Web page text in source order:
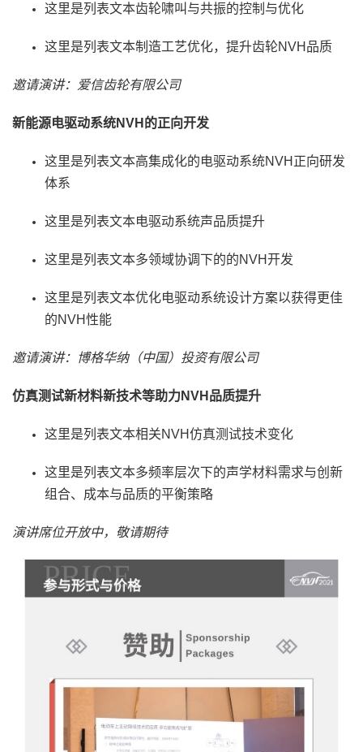
这里是列表文本齿轮啸叫与共振的控制与优化
这里是列表文本制造工艺优化，提升齿轮NVH品质
邀请演讲：爱信齿轮有限公司
新能源电驱动系统NVH的正向开发
这里是列表文本高集成化的电驱动系统NVH正向研发
体系
这里是列表文本电驱动系统声品质提升
这里是列表文本多领域协调下的的NVH开发
这里是列表文本优化电驱动系统设计方案以获得更佳
的NVH性能
邀请演讲：博格华纳（中国）投资有限公司
仿真测试新材料新技术等助力NVH品质提升
这里是列表文本相关NVH仿真测试技术变化
这里是列表文本多频率层次下的声学材料需求与创新
组合、成本与品质的平衡策略
演讲席位开放中，敬请期待